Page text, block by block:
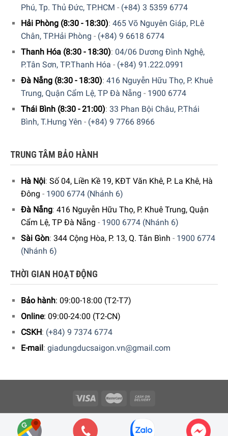
Phú, Tp. Thủ Đức, TP.HCM - (+84) 3 5359 6774
Hải Phòng (8:30 - 18:30): 465 Võ Nguyên Giáp, P.Lê
Chân, TP.Hải Phòng - (+84) 9 6618 6774
Thanh Hóa (8:30 - 18:30): 04/06 Dương Đình Nghệ,
P.Tân Sơn, TP.Thanh Hóa - (+84) 91.222.0991
Đà Nẵng (8:30 - 18:30): 416 Nguyễn Hữu Thọ, P. Khuê
Trung, Quận Cẩm Lệ, TP Đà Nẵng - 1900 6774
Thái Bình (8:30 - 21:00): 33 Phan Bội Châu, P.Thái
Bình, T.Hưng Yên - (+84) 9 7766 8966
TRUNG TÂM BẢO HÀNH
Hà Nội: Số 04, Liền Kề 19, KĐT Văn Khê, P. La Khê, Hà
Đông - 1900 6774 (Nhánh 6)
Đà Nẵng: 416 Nguyễn Hữu Thọ, P. Khuê Trung, Quận
Cẩm Lệ, TP Đà Nẵng - 1900 6774 (Nhánh 6)
Sài Gòn: 344 Cộng Hòa, P. 13, Q. Tân Bình - 1900 6774
(Nhánh 6)
THỜI GIAN HOẠT ĐỘNG
Bảo hành: 09:00-18:00 (T2-T7)
Online: 09:00-24:00 (T2-CN)
CSKH: (+84) 9 7374 6774
E-mail: giadungducsaigon.vn@gmail.com
Copyright 2026 © Công ty Cổ phần Minh Housewares - ĐKKD số